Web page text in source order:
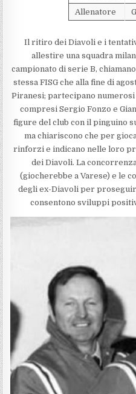
Allenatore
Il ritiro dei Diavoli e i
allestire una squadra
campionato di serie B, chiamano
stessa FISG che alla fine di
Piranesi; partecipano
compresi Sergio Fonzo e
figure del club con il pinguino
ma chiariscono che per
rinforzi e indicano nelle loro
dei Diavoli. La
(giocherebbe a Varese) e le
degli ex-Diavoli per
consentono sviluppi